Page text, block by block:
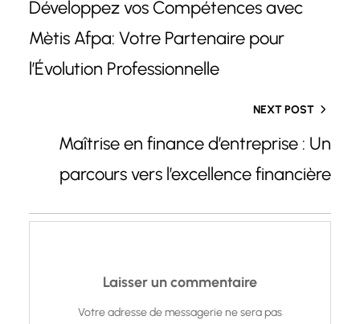
Développez vos Compétences avec
Mètis Afpa: Votre Partenaire pour
l’Évolution Professionnelle
NEXT POST
Maîtrise en finance d’entreprise : Un
parcours vers l’excellence financière
Laisser un commentaire
Votre adresse de messagerie ne sera pas